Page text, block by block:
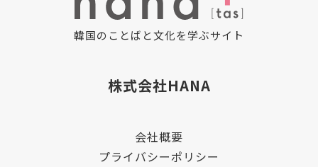
韓国のことばと文化を学ぶサイト
株式会社HANA
会社概要
プライバシーポリシー